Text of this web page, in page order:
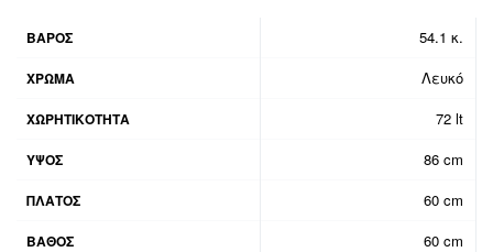
ΒΆΡΟΣ 54.1 κ.
ΧΡΩΜΑ Λευκό
ΧΩΡΗΤΙΚΟΤΗΤΑ 72 lt
ΥΨΟΣ 86 cm
ΠΛΑΤΟΣ 60 cm
ΒΑΘΟΣ 60 cm